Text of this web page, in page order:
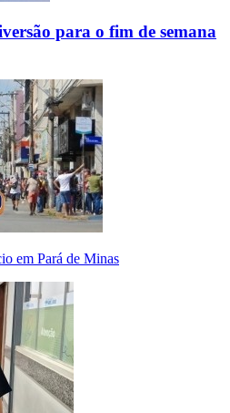
para o fim de semana
em Pará de Minas